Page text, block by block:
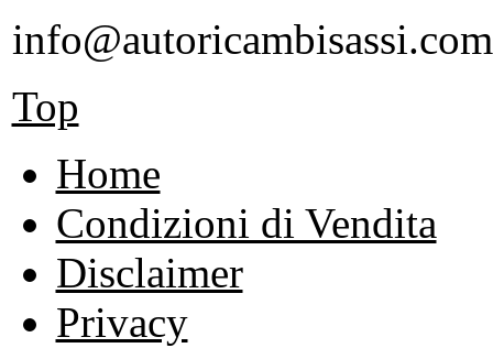
info@autoricambisassi.com
Top
Home
Condizioni di Vendita
Disclaimer
Privacy